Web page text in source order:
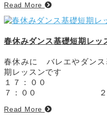
Read More
春休みダンス基礎短期レッ
春休みに バレエやダンス
期レッスンです ３/
１７：００ ２８
７：００ ２９（
Read More